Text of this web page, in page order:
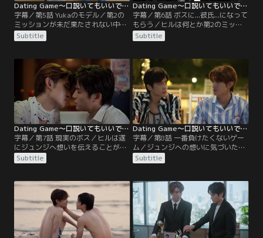
Dating Game～口説いてもいいですか、ボス！？～ ＜タイ放送版＞ 第05話／字幕
字幕／第5話 Yukaのモデル／第2の
ミッションが未だ果たされない中、
イーンスが「Yuka！ Love Me
Please」のモデルだったという衝撃
ーンスは過保護な従兄・ジュンジの
嫉妬心を煽るため、ヒルに接近しよ
うと企むが、ジュンジはヒルとイー
ンスの2人が親密にそうな姿を見
て…。
Subtitle
Dating Game～口説いてもいいですか、ボス！？～ ＜タイ放送版＞ 第06話／字幕
字幕／第6話 ボスに...彼氏...になって
もらう／ヒルは何とか第2のミッシ
ョンをクリアするも、最後の試練
「ボスに交際を申し込む」に直面す
が原因で、例えヒルの心がジュンジ
に傾き始めていたとしても、中々告
白するに至らない。一方、ベイの
「パットとデートする」というミッ
ションは順調に進み…。
Subtitle
Dating Game～口説いてもいいですか、ボス！？～ ＜タイ放送版＞ 第07話／字幕
字幕／第7話 現実のボス／ヒルは遂
にジュンジへ想いを伝えることが出
来たが、「上司と部下」の関係は変
わらずのまま。それでもジュンジの
成功する。これらのミッションを通
じて、ヒルはジュンジへの想いが日
に日に強くなっていることに気づ
き、Yukaに対して罪悪感を抱えなが
らも、それとなくYukaに気持ちを打
ち明ける。
Subtitle
Dating Game～口説いてもいいですか、ボス！？～ ＜タイ放送版＞ 第08話／字幕
字幕／第8話 一番負けたくないゲー
ム／ジュンジへの想いに気づいたヒ
ルは、アートが過去のリベンジでジ
ュンジにアプローチしていることに
めに堂々とアートに勝負を挑んでい
た。ちょうどその頃、新プロジェク
トのメンバーは、スポンサーの意向
で、ゲーム内にリゾートを舞台とし
た企画を組み込む為チャタンブリー
のリゾートへ。
Subtitle